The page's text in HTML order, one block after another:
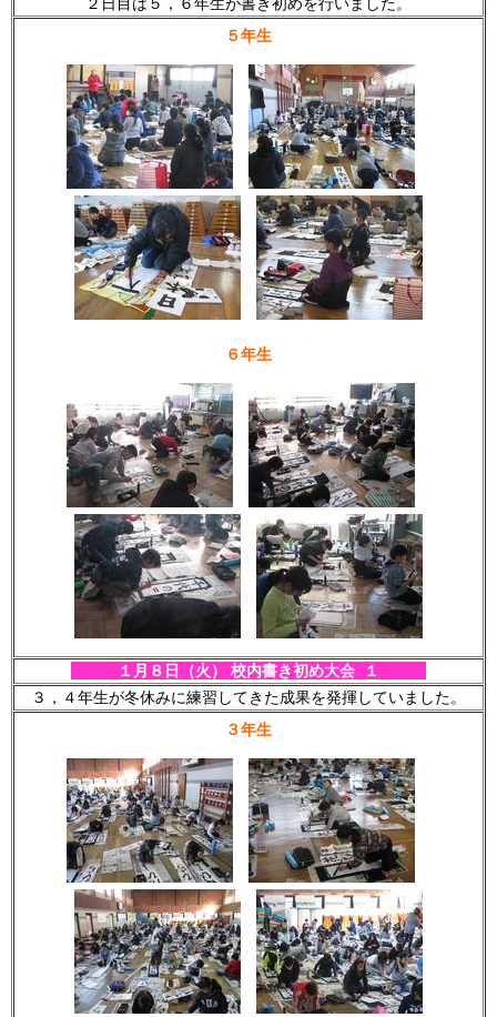
５年生
６年生
１月８日（火） 校内書き初め大会 １
３，４年生が冬休みに練習してきた成果を発揮していました。
３年生